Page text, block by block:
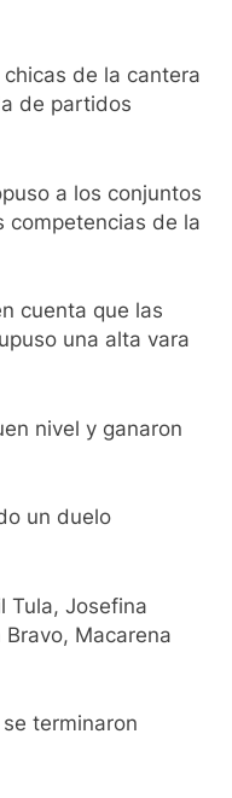
de la cantera
de partidos
a los conjuntos
competencias de la
cuenta que las
una alta vara
nivel y ganaron
un duelo
Tula, Josefina
Macarena
terminaron